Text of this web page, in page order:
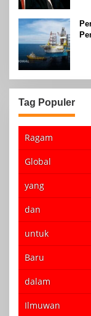
Tag Populer
Ragam
Global
yang
dan
untuk
Baru
dalam
Ilmuwan